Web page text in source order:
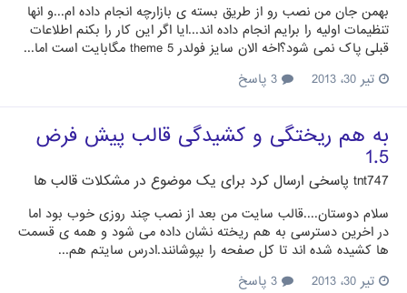
بهمن جان من نصب رو از طریق بسته ی بازارچه انجام داده ام...و انها
تنظیمات اولیه را برایم انجام داده اند...ایا اگر این کار را بکنم اطلاعات
قبلی پاک نمی شود؟اخه الان سایز فولدر theme 5 مگابایت است اما...
تیر 30، 2013
به هم ریختگی و کشیدگی قالب پیش فرض
1.5
tnt747 پاسخی ارسال کرد برای یک موضوع در مشکلات قالب ها
سلام دوستان....قالب سایت من بعد از نصب چند روزی خوب بود اما
در اخرین دسترسی به هم ریخته نشان داده می شود و همه ی قسمت
ها کشیده شده اند تا کل صفحه را بپوشانند.ادرس سایتم هم...
تیر 30، 2013